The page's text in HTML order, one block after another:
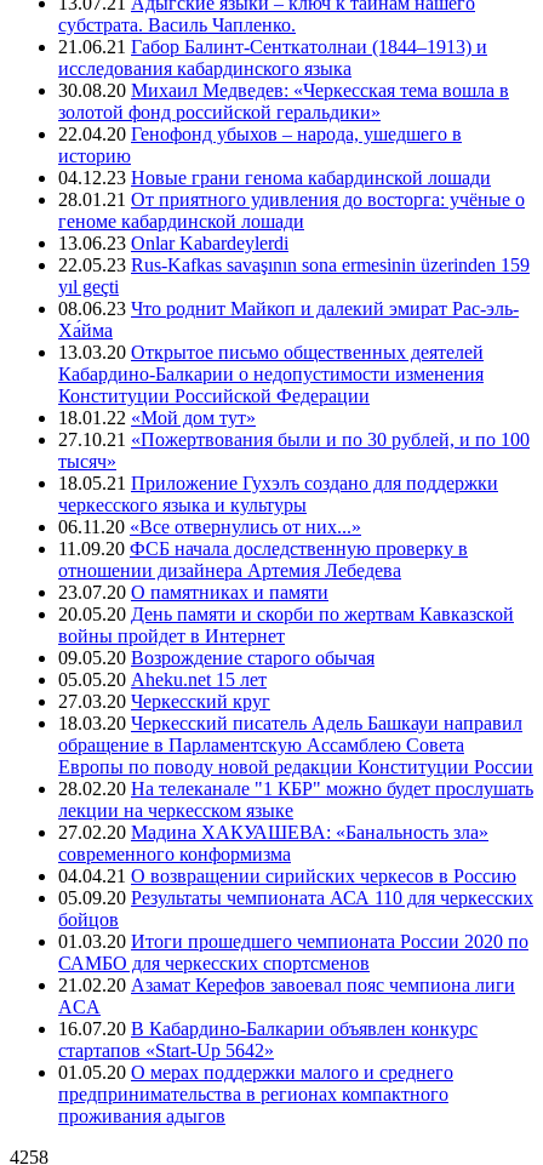
субстрата. Василь Чапленко.
21.06.21 Габор Балинт-Сенткатолнаи (1844–1913) и
исследования кабардинского языка
30.08.20 Михаил Медведев: «Черкесская тема вошла в
золотой фонд российской геральдики»
22.04.20 Генофонд убыхов – народа, ушедшего в
историю
04.12.23 Новые грани генома кабардинской лошади
28.01.21 От приятного удивления до восторга: учёные о
геноме кабардинской лошади
13.06.23 Onlar Kabardeylerdi
22.05.23 Rus-Kafkas savaşının sona ermesinin üzerinden 159
yıl geçti
08.06.23 Что роднит Майкоп и далекий эмират Рас-эль-
Ха́йма
13.03.20 Открытое письмо общественных деятелей
Кабардино-Балкарии о недопустимости изменения
Конституции Российской Федерации
18.01.22 «Мой дом тут»
27.10.21 «Пожертвования были и по 30 рублей, и по 100
тысяч»
18.05.21 Приложение Гухэлъ создано для поддержки
черкесского языка и культуры
06.11.20 «Все отвернулись от них...»
11.09.20 ФСБ начала доследственную проверку в
отношении дизайнера Артемия Лебедева
23.07.20 О памятниках и памяти
20.05.20 День памяти и скорби по жертвам Кавказской
войны пройдет в Интернет
09.05.20 Возрождение старого обычая
05.05.20 Aheku.net 15 лет
27.03.20 Черкесский круг
18.03.20 Черкесский писатель Адель Башкауи направил
обращение в Парламентскую Ассамблею Совета
Европы по поводу новой редакции Конституции России
28.02.20 На телеканале "1 КБР" можно будет прослушать
лекции на черкесском языке
27.02.20 Мадина ХАКУАШЕВА: «Банальность зла»
современного конформизма
04.04.21 О возвращении сирийских черкесов в Россию
05.09.20 Результаты чемпионата АСА 110 для черкесских
бойцов
01.03.20 Итоги прошедшего чемпионата России 2020 по
САМБО для черкесских спортсменов
21.02.20 Азамат Керефов завоевал пояс чемпиона лиги
ACA
16.07.20 В Кабардино-Балкарии объявлен конкурс
стартапов «Start-Up 5642»
01.05.20 О мерах поддержки малого и среднего
предпринимательства в регионах компактного
проживания адыгов
4258